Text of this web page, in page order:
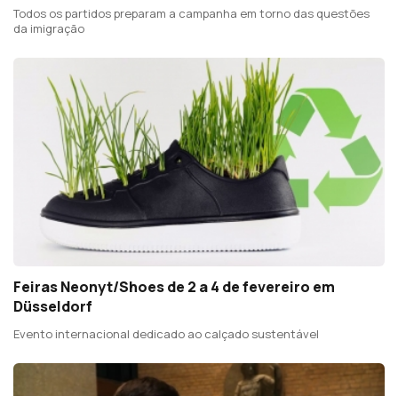
Todos os partidos preparam a campanha em torno das questões
da imigração
Feiras Neonyt/Shoes de 2 a 4 de fevereiro em
Düsseldorf
Evento internacional dedicado ao calçado sustentável